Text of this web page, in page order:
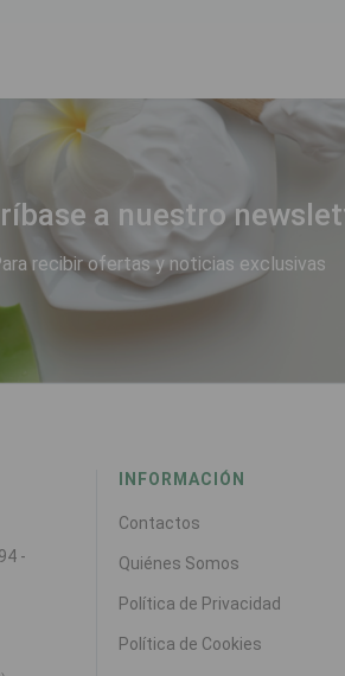
a nuestro
recibir ofertas y noticias exclusivas
-
INFORMACIÓN
Contactos
Quiénes Somos
Política de Privacidad
Política de Cookies